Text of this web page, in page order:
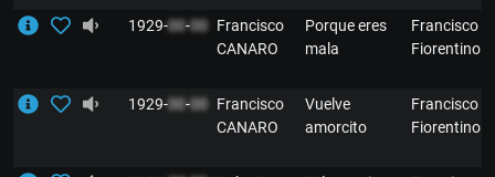
1929-00-00
Francisco
CANARO
Porque eres
mala
Francisco
Fiorentino
1929-00-00
Francisco
CANARO
Vuelve
amorcito
Francisco
Fiorentino